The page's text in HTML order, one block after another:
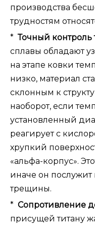
производства
трудностям
*Точный
сплавы обладают
на этапе ковки
низко, материал
склонным к
наоборот, если
установленный
реагирует с
хрупкий
«альфа-корпус».
иначе он
трещины.
* Сопротивление
присущей титану